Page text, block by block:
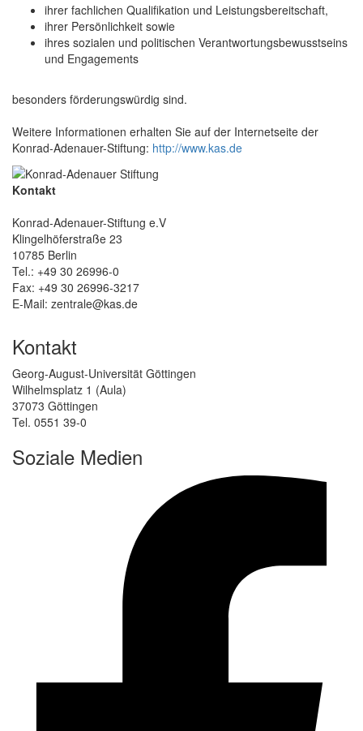
ihrer fachlichen Qualifikation und Leistungsbereitschaft,
ihrer Persönlichkeit sowie
ihres sozialen und politischen Verantwortungsbewusstseins
und Engagements
besonders förderungswürdig sind.
Weitere Informationen erhalten Sie auf der Internetseite der
Konrad-Adenauer-Stiftung: http://www.kas.de
Kontakt
Konrad-Adenauer-Stiftung e.V
Klingelhöferstraße 23
10785 Berlin
Tel.: +49 30 26996-0
Fax: +49 30 26996-3217
E-Mail: zentrale@kas.de
Kontakt
Georg-August-Universität Göttingen
Wilhelmsplatz 1 (Aula)
37073 Göttingen
Tel. 0551 39-0
Soziale Medien